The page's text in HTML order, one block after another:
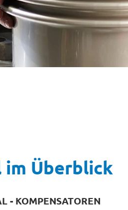
im Überblick
- KOMPENSATOREN